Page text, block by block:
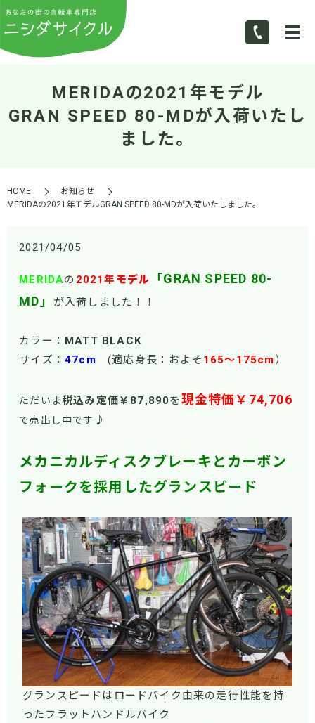
MERIDAの2021年モデル
GRAN SPEED 80-MDが入荷いたし
ました。
HOME
お知らせ
MERIDAの2021年モデルGRAN SPEED 80-MDが入荷いたしました。
2021/04/05
MERIDAの 2021年モデル
「GRAN SPEED 80-
MD」
が入荷しました！！
カラー：
MATT BLACK
サイズ： 47cm (適応身長：およそ 165～175cm ）
ただいま税込み定価￥87,890を 現金特価￥74,706
で売出し中です ♪
メカニカルディスクブレーキとカーボン
フォークを採用したグランスピード
グランスピードはロードバイク由来の走行性能を持
ったフラットハンドルバイク